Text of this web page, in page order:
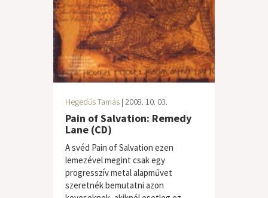
Hegedűs Tamás | 2008. 10. 03.
Pain of Salvation: Remedy
Lane (CD)
A svéd Pain of Salvation ezen
lemezével megint csak egy
progresszív metal alapművet
szeretnék bemutatni azon